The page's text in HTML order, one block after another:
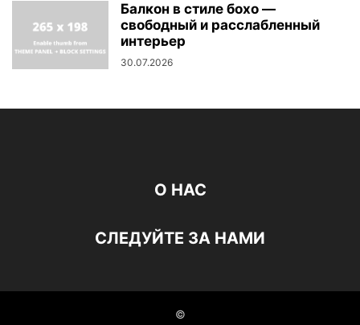
Балкон в стиле бохо —
свободный и расслабленный
интерьер
30.07.2026
О НАС
СЛЕДУЙТЕ ЗА НАМИ
©